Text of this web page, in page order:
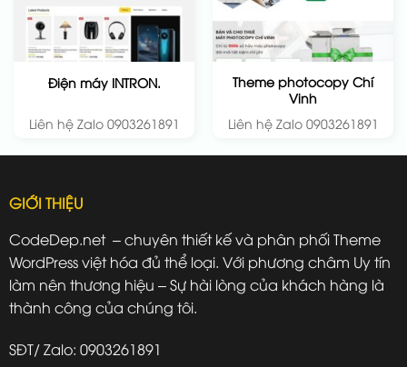
Điện máy INTRON.
Liên hệ Zalo 0903261891
Theme photocopy Chí
Vinh
Liên hệ Zalo 0903261891
GIỚI THIỆU
CodeDep.net – chuyên thiết kế và phân phối Theme
WordPress việt hóa đủ thể loại. Với phương châm Uy tín
làm nên thương hiệu – Sự hài lòng của khách hàng là
thành công của chúng tôi.
SĐT/ Zalo: 0903261891